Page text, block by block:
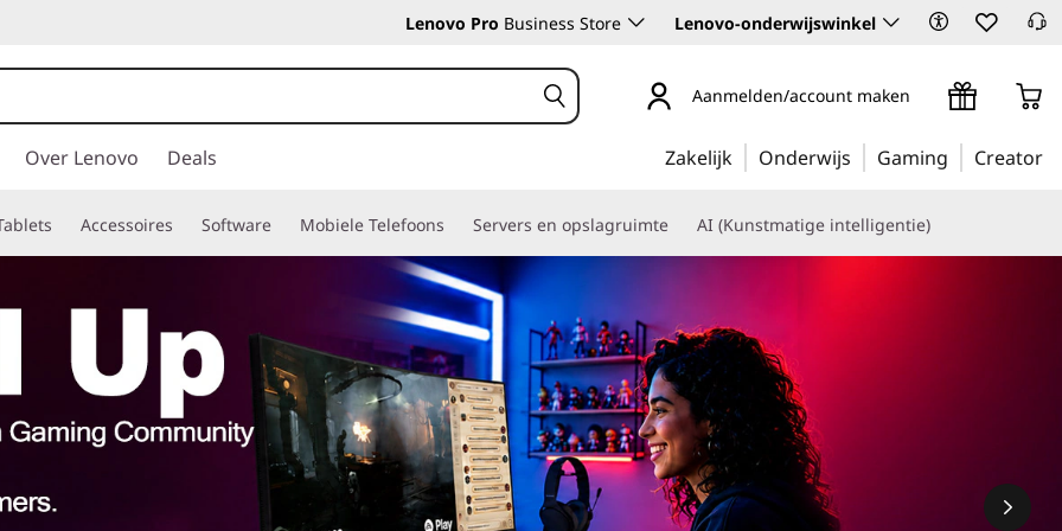
Lenovo Pro Business Store Lenovo-onderwijswinkel
Aanmelden/account maken
Over Lenovo Deals Zakelijk Onderwijs Gaming Creator
Accessoires Software Mobiele Telefoons Servers en opslagruimte AI (Kunstmatige intelligentie)